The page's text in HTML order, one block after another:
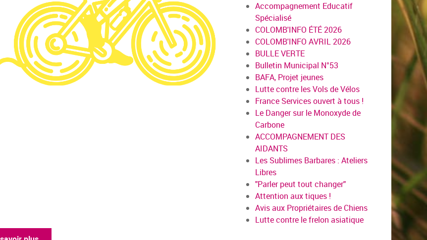
Accompagnement Educatif
Spécialisé
COLOMB'INFO ÉTÉ 2026
COLOMB'INFO AVRIL 2026
BULLE VERTE
Bulletin Municipal N°53
BAFA, Projet jeunes
Lutte contre les Vols de Vélos
France Services ouvert à tous !
Le Danger sur le Monoxyde de
Carbone
ACCOMPAGNEMENT DES
AIDANTS
Les Sublimes Barbares : Ateliers
Libres
"Parler peut tout changer"
Attention aux tiques !
Avis aux Propriétaires de Chiens
Lutte contre le frelon asiatique